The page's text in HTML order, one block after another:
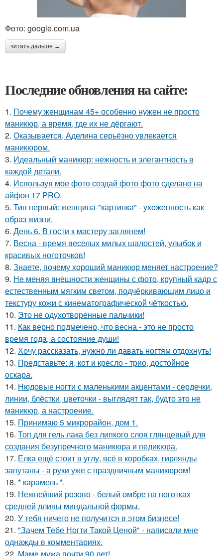
Фото: google.com.ua
читать дальше →
Последние обновления на сайте:
1. Почему женщинам 45+ особенно нужен не просто
маникюр, а время, где их не дёргают.
2. Оказывается, Аделина серьёзно увлекается
маникюром.
3. Идеальный маникюр: нежность и элегантность в
каждой детали.
4. Используя мое фото создай фото фото сделано на
айфон 17 PRO.
5. Тип первый: женщина-"картинка" - ухоженность как
образ жизни.
6. День 6. В гости к мастеру заглянем!
7. Весна - время веселых милых шалостей, улыбок и
красивых ноготочков!
8. Знаете, почему хороший маникюр меняет настроение?
9. Не меняя внешности женщины с фото, крупный кадр с
естественным мягким светом, подчёркивающим лицо и
текстуру кожи с кинематографической чёткостью.
10. Это не одухотворенные пальчики!
11. Как верно подмечено, что весна - это не просто
время года, а состояние души!
12. Хочу рассказать, нужно ли давать ногтям отдохнуть!
13. Представьте: я, кот и кресло - трио, достойное
оскара.
14. Нюдовые ногти с маленькими акцентами - сердечки,
линии, блёстки, цветочки - выглядят так, будто это не
маникюр, а настроение.
15. Принимаю 5 микрорайон, дом 1.
16. Топ для гель лака без липкого слоя глянцевый для
создания безупречного маникюра и педикюра.
17. Елка ещё стоит в углу, всё в коробках, гирлянды
запутаны - а руки уже с праздничным маникюром!
18. * карамель *.
19. Нежнейший розово - белый омбре на ноготках
средней длины миндальной формы.
20. У тебя ничего не получится в этом бизнесе!
21. "Зачем Тебе Ногти Такой Ценой" - написали мне
однажды в комментариях.
22. Маме мужа почти 90 лет!